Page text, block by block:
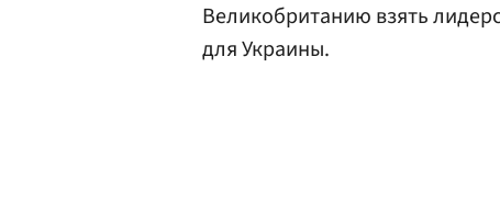
Великобританию взять
для Украины.